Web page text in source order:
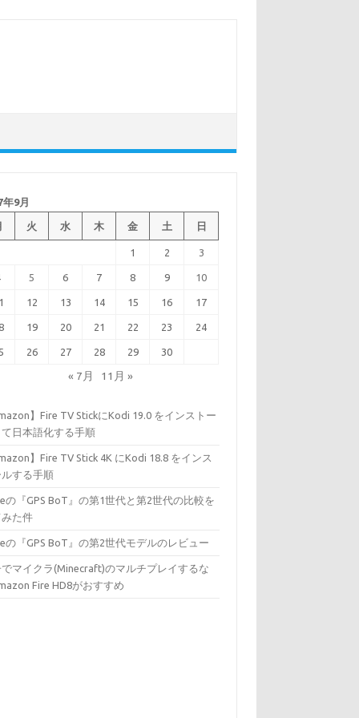
年9月
火 水 木 金 土 日
1 2 3
5 6 7 8 9 10
12 13 14 15 16 17
19 20 21 22 23 24
26 27 28 29 30
« 7月 11月 »
】Fire TV StickにKodi 19.0 をインストー
日本語化する手順
】Fire TV Stick 4K にKodi 18.8 をインス
する手順
の『GPS BoT』の第1世代と第2世代の比較を
た件
の『GPS BoT』の第2世代モデルのレビュー
マイクラ(Minecraft)のマルチプレイするな
Fire HD8がおすすめ